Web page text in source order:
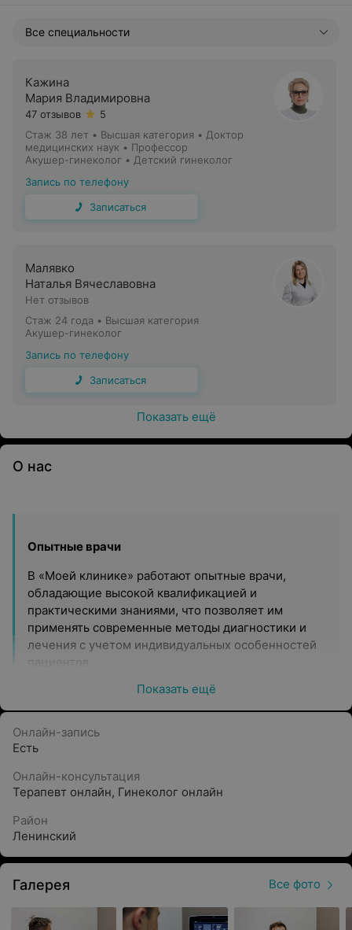
Все специальности
Кажина
Мария Владимировна
47 отзывов
5
Стаж 38 лет • Высшая категория • Доктор
медицинских наук • Профессор
Акушер-гинеколог • Детский гинеколог
Запись по телефону
Записаться
Малявко
Наталья Вячеславовна
Нет отзывов
Стаж 24 года • Высшая категория
Акушер-гинеколог
Запись по телефону
Записаться
Показать ещё
О нас
Опытные врачи
В «Моей клинике» работают опытные врачи,
обладающие высокой квалификацией и
практическими знаниями, что позволяет им
применять современные методы диагностики и
лечения с учетом индивидуальных особенностей
пациентов.
Комфортное обслуживание
чувствовали комфорт и заботу во время любых
манипуляций — от заборов биологических
материалов для проведения анализов до
консультации и оперативных вмешательств. С
каждом кабинете и зоне ожидания размещены
комфортные кресла, а после сдачи анализов
предлагают шоколад.
Полное сопровождение пациента
На каждом этапе посещения «Моей клиники»
Показать ещё
Онлайн-запись
Есть
Онлайн-консультация
Терапевт онлайн, Гинеколог онлайн
Район
Ленинский
Галерея Все фото